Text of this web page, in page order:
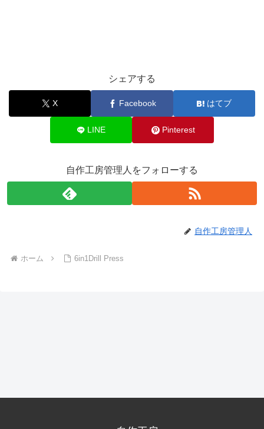
シェアする
X Facebook はてブ
LINE Pinterest
自作工房管理人をフォローする
自作工房管理人
ホーム 6in1Drill Press